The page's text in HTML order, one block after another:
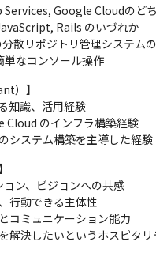
実際にやって頂く業務の細か
能な要件を発見および収集する
IT 分野に留まらず、人事、経
全般の課題を分析
善から開発、運用、保守まで
クノロジを活用したシステム
Services, Google Cloud
TypeScript, JavaScript,
Jira Service Management,
やご本人の適性に応じて担当
ります
Services, Google Cloudのど
Rails のいづれか
散リポジトリ管理システム
単なコンソール操作
）】
知識、活用経験
Cloud のインフラ構築経験
システム構築を主導した経験
ョン、ビジョンへの共感
行動できる主体性
コミュニケーション能力
解決したいというホスピタリ